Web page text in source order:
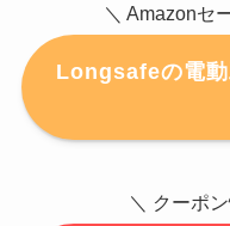
＼ Amazonセ
Longsafeの電
＼ クーポ